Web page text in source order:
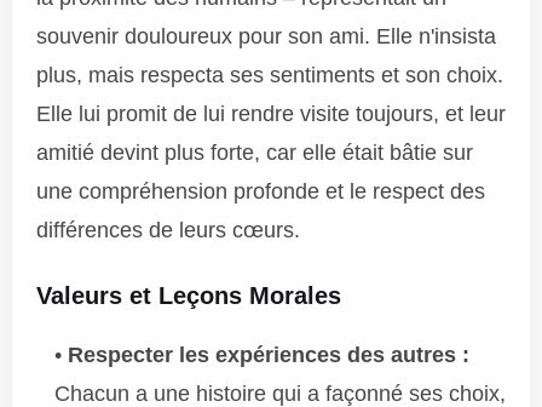
souvenir douloureux pour son ami. Elle n'insista
plus, mais respecta ses sentiments et son choix.
Elle lui promit de lui rendre visite toujours, et leur
amitié devint plus forte, car elle était bâtie sur
une compréhension profonde et le respect des
différences de leurs cœurs.
Valeurs et Leçons Morales
Respecter les expériences des autres :
Chacun a une histoire qui a façonné ses choix,